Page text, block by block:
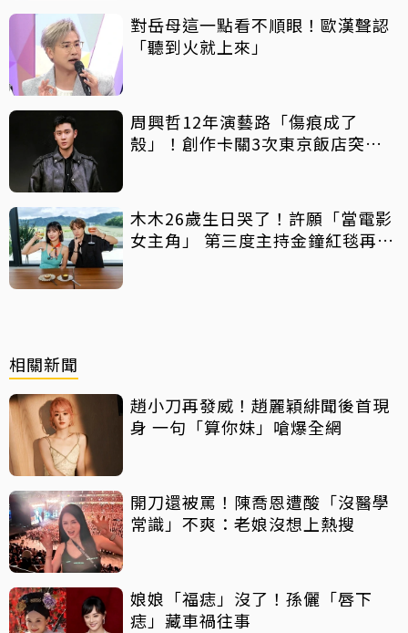
對岳母這一點看不順眼！歐漢聲認
「聽到火就上來」
周興哲12年演藝路「傷痕成了
殼」！創作卡關3次東京飯店突找
木木26歲生日哭了！許願「當電影
女主角」 第三度主持金鐘紅毯再喊
相關新聞
趙小刀再發威！趙麗穎緋聞後首現
身 一句「算你妹」嗆爆全網
開刀還被罵！陳喬恩遭酸「沒醫學
常識」不爽：老娘沒想上熱搜
娘娘「福痣」沒了！孫儷「唇下
痣」藏車禍往事